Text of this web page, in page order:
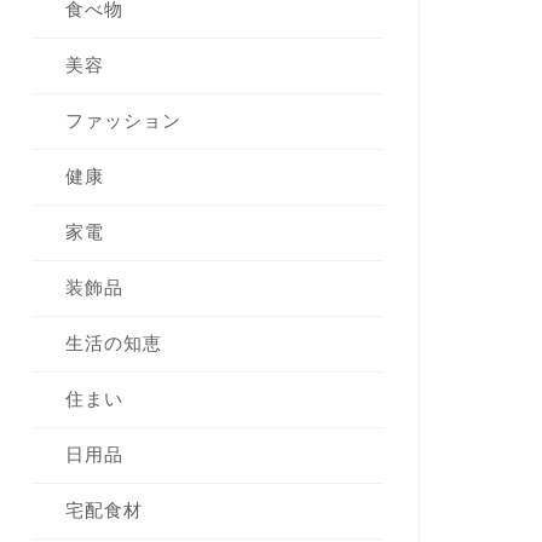
食べ物
美容
ファッション
健康
家電
装飾品
生活の知恵
住まい
日用品
宅配食材